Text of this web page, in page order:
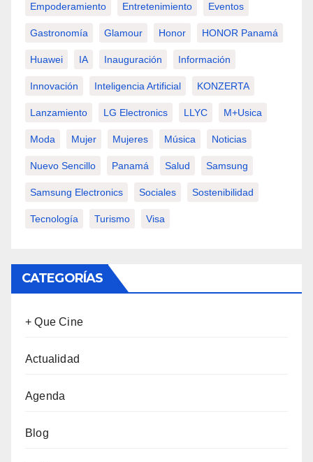
Empoderamiento Entretenimiento Eventos
Gastronomía Glamour Honor HONOR Panamá
Huawei IA Inauguración Información
Innovación Inteligencia Artificial KONZERTA
Lanzamiento LG Electronics LLYC M+usica
Moda Mujer Mujeres Música Noticias
Nuevo Sencillo Panamá Salud Samsung
Samsung Electronics Sociales Sostenibilidad
Tecnología Turismo Visa
CATEGORÍAS
+ Que Cine
Actualidad
Agenda
Blog